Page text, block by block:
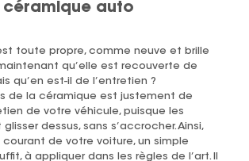
céramique auto
toute propre, comme neuve et brille
qu’elle est recouverte de
qu’en est-il de l’entretien ?
de la céramique est justement de
de votre véhicule, puisque les
dessus, sans s’accrocher. Ainsi,
de votre voiture, un simple
à appliquer dans les règles de l’art. Il